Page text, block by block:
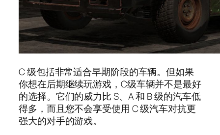
C 级包括非常适合早期阶段的车辆。但如果
你想在后期继续玩游戏，C级车辆并不是最好
的选择。它们的威力比 S、A 和 B 级的汽车低
得多，而且您不会享受使用 C 级汽车对抗更
强大的对手的游戏。